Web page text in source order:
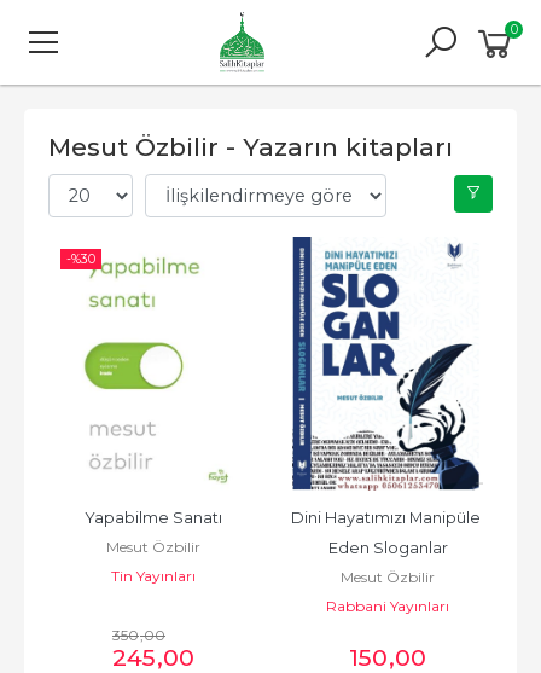
0
Mesut Özbilir - Yazarın kitapları
-%30
Yapabilme Sanatı
Mesut Özbilir
Tin Yayınları
350,00
245,00
Dini Hayatımızı Manipüle
Eden Sloganlar
Mesut Özbilir
Rabbani Yayınları
150,00